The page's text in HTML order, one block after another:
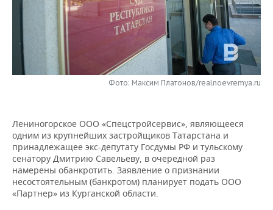
НЕФТЕХИМИЯ
НЕФТЬ
ОПК
РОЗНИЧНАЯ ТОРГОВЛЯ
ТРАНСПОРТ
УСЛУГИ
НОВОСТИ ТЕХНОЛОГИЙ
IT
МЕДИА
МЕРОПРИЯТИЯ
НОВОСТИ МЕРОПРИЯТИЙ
ВЫЕЗДНАЯ РЕДАКЦИЯ
ONLINE-КОНФЕРЕНЦИИ
ОТКРЫТАЯ ЛЕКЦИЯ
СПОРТ
НОВОСТИ СПОРТА
ХОККЕЙ
БАСКЕТБОЛ
ВОЛЕЙБОЛ
ВЛАСТЬ
ИНФРАСТРУКТУРА
ИСТОРИЯ
СЮЖЕТЫ
СПРАВОЧНИК
СПИСОК ПЕРСОН
ПОЛНАЯ ВЕРСИЯ
Фото: Максим Платонов/realnoevremya.ru
Лениногорское ООО «Спецстройсервис», являющееся
одним из крупнейших застройщиков Татарстана и
принадлежащее экс-депутату Госдумы РФ и тульскому
сенатору Дмитрию Савельеву, в очередной раз
намерены обанкротить. Заявление о признании
несостоятельным (банкротом) планирует подать ООО
«Партнер» из Курганской области.